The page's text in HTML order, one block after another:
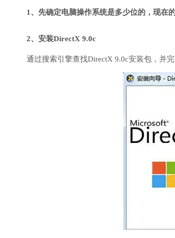
1、先确定电脑操作系统是多少位的，现在
2、安装DirectX 9.0c
通过搜索引擎查找DirectX 9.0c安装包，并完